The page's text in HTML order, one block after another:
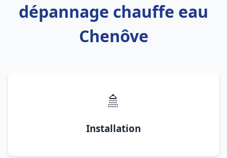
dépannage chauffe eau
Chenôve
🚿
Installation